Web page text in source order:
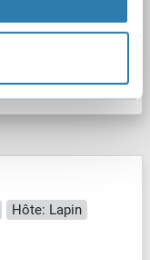
Détails
Hôte: Lapin